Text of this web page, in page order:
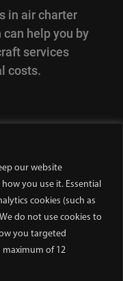
our website
you use it. Essential
cookies (such as
do not use cookies to
you targeted
maximum of 12
in air charter
help you by
services
costs.
Us
Privacy Policy